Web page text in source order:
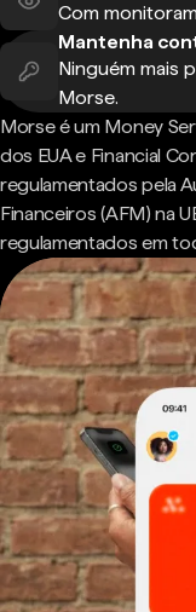
Com
Mantenha
Ninguém mais
Morse.
Morse é um Money
dos EUA e Financial
regulamentados pela
Financeiros (AFM) na
regulamentados em